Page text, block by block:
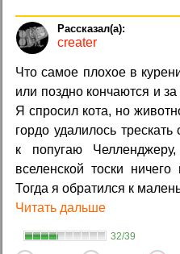
creater
Что самое плохое в
или поздно кончаются и
Я спросил кота, но
гордо удалилось
к попугаю
вселенской тоски
Тогда я обратился к
Читать дальше
32/39